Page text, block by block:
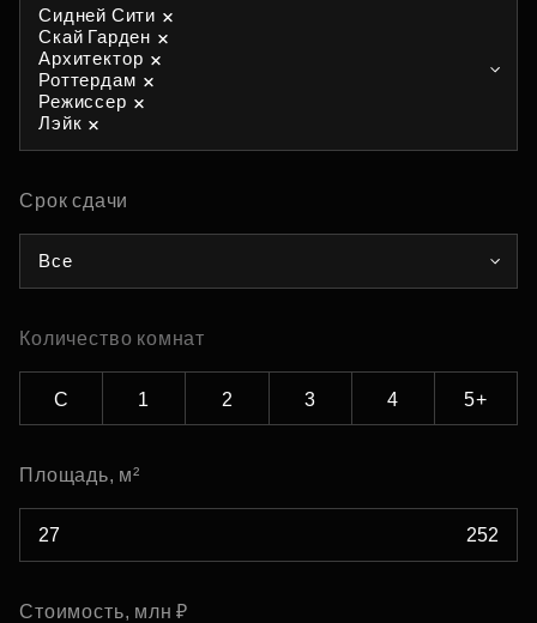
Сидней Сити
Скай Гарден
Архитектор
Роттердам
Режиссер
Лэйк
Срок сдачи
Все
Количество комнат
С 1 2 3 4 5+
Площадь, м²
Стоимость, млн ₽